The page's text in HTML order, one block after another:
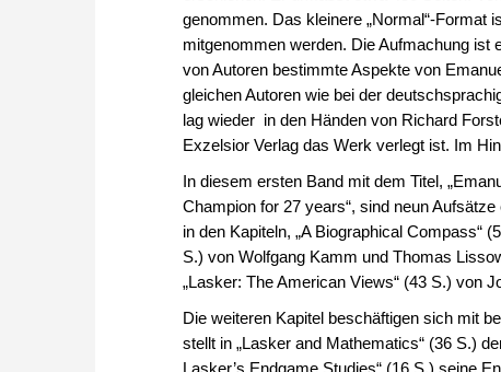
genommen. Das kleinere „Normal“-Format
mitgenommen werden. Die Aufmachung ist
von Autoren bestimmte Aspekte von
gleichen Autoren wie bei der
lag wieder in den Händen von Richard
Exzelsior Verlag das Werk verlegt ist. Im
In diesem ersten Band mit dem Titel,
Champion for 27 years“, sind neun
in den Kapiteln, „A Biographical Compass“
S.) von Wolfgang Kamm und Thomas
„Lasker: The American Views“ (43 S.) von
Die weiteren Kapitel beschäftigen sich mit
stellt in „Lasker and Mathematics“ (36 S.)